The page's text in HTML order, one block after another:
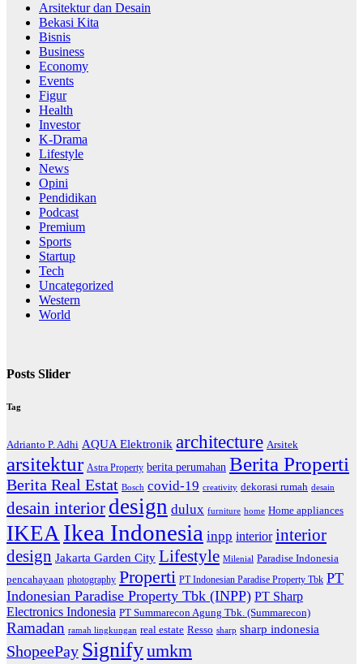
Arsitektur dan Desain
Bekasi Kita
Bisnis
Business
Economy
Events
Figur
Health
Investor
K-Drama
Lifestyle
News
Opini
Pendidikan
Podcast
Premium
Sports
Startup
Tech
Uncategorized
Western
World
Posts Slider
Tag
Adrianto P. Adhi AQUA Elektronik architecture Arsitek
arsitektur Astra Property berita perumahan Berita Properti
Berita Real Estat Bosch covid-19 creativity dekorasi rumah desain
desain interior design dulux furniture home Home appliances
IKEAIkea Indonesia inpp interior interior
design Jakarta Garden City Lifestyle Milenial Paradise Indonesia
pencahayaan photography Properti PT Indonesian Paradise Property Tbk PT
Indonesian Paradise Property Tbk (INPP) PT Sharp
Electronics Indonesia PT Summarecon Agung Tbk. (Summarecon)
Ramadan ramah lingkungan real estate Resso sharp sharp indonesia
ShopeePay Signifyumkm